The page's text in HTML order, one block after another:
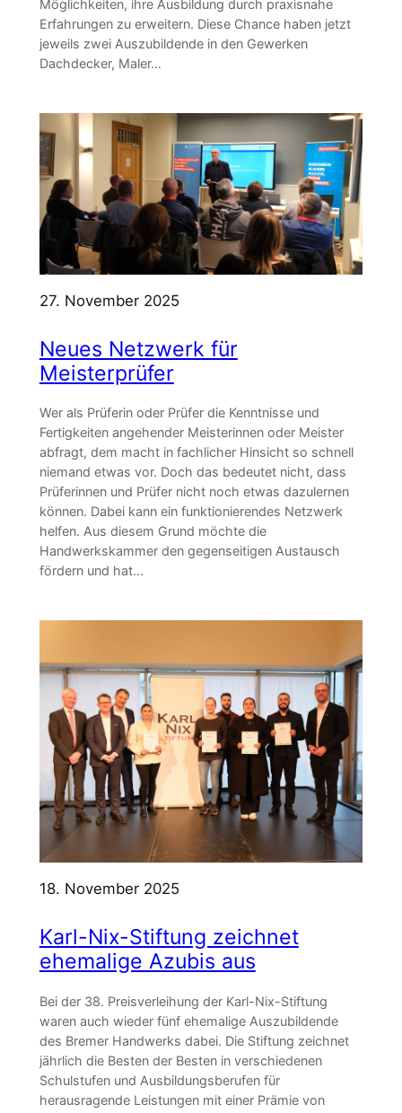
Möglichkeiten, ihre Ausbildung durch praxisnahe
Erfahrungen zu erweitern. Diese Chance haben jetzt
jeweils zwei Auszubildende in den Gewerken
Dachdecker, Maler…
27. November 2025
Neues Netzwerk für
Meisterprüfer
Wer als Prüferin oder Prüfer die Kenntnisse und
Fertigkeiten angehender Meisterinnen oder Meister
abfragt, dem macht in fachlicher Hinsicht so schnell
niemand etwas vor. Doch das bedeutet nicht, dass
Prüferinnen und Prüfer nicht noch etwas dazulernen
können. Dabei kann ein funktionierendes Netzwerk
helfen. Aus diesem Grund möchte die
Handwerkskammer den gegenseitigen Austausch
fördern und hat…
18. November 2025
Karl-Nix-Stiftung zeichnet
ehemalige Azubis aus
Bei der 38. Preisverleihung der Karl-Nix-Stiftung
waren auch wieder fünf ehemalige Auszubildende
des Bremer Handwerks dabei. Die Stiftung zeichnet
jährlich die Besten der Besten in verschiedenen
Schulstufen und Ausbildungsberufen für
herausragende Leistungen mit einer Prämie von